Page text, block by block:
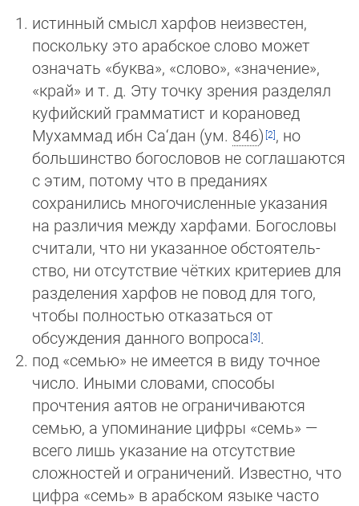
истинный смысл харфов неизвестен,
поскольку это арабское слово может
означать «буква», «слово», «значение»,
«край» и т. д. Эту точку зрения разделял
куфийский грам­матист и корановед
Мухаммад ибн Са‘дан (ум. 846)
, но
большинство бо­гос­ло­вов не соглашаются
с этим, потому что в преданиях
сохранились много­чис­лен­ные ука­зания
на различия между хар­фами. Богословы
считали, что ни указанное обсто­ятель­
ство, ни отсутствие чётких критериев для
разделения харфов не повод для того,
чтобы полностью отказаться от
обсуждения данного вопроса
.
под «семью» не имеется в виду точное
число. Иными словами, способы
прочтения аятов не ограничиваются
семью, а упоминание цифры «семь» —
всего лишь ука­за­ние на отсутствие
сложностей и ограничений. Известно, что
цифра «семь» в араб­ском языке часто